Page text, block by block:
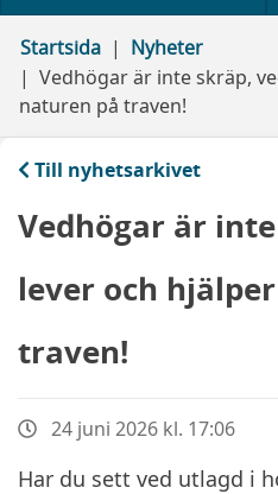
Startsida
Nyheter
Vedhögar är inte skräp,
naturen på traven!
Till nyhetsarkivet
Vedhögar är
lever och
traven!
24 juni 2026 kl. 17:06
Har du sett ved utlagd i